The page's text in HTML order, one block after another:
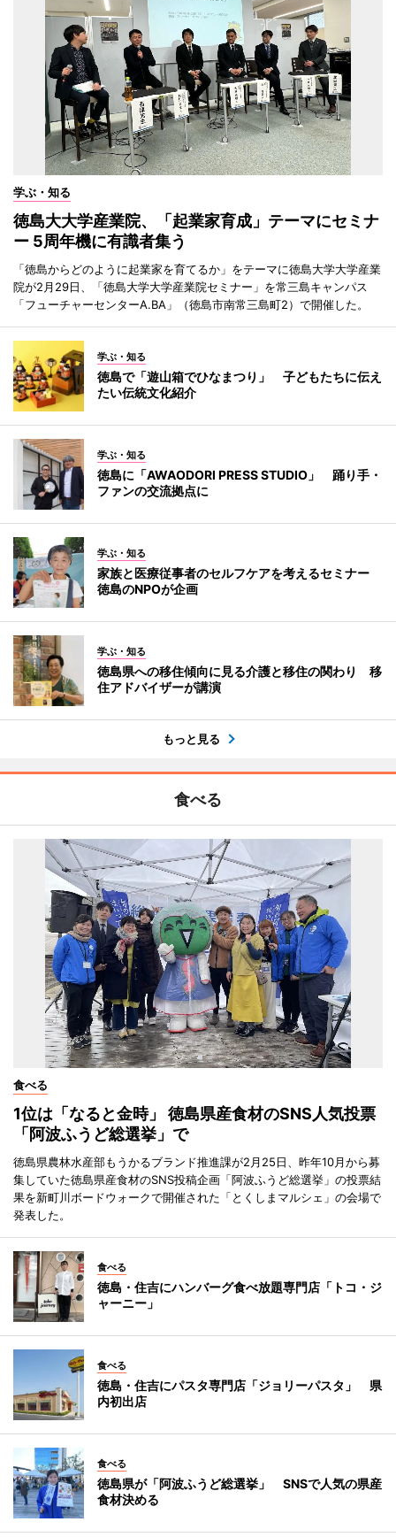
学ぶ・知る
徳島大大学産業院、「起業家育成」テーマにセミナ
ー 5周年機に有識者集う
「徳島からどのように起業家を育てるか」をテーマに徳島大学大学産業
院が2月29日、「徳島大学大学産業院セミナー」を常三島キャンパス
「フューチャーセンターA.BA」（徳島市南常三島町2）で開催した。
学ぶ・知る
徳島で「遊山箱でひなまつり」 子どもたちに伝え
たい伝統文化紹介
学ぶ・知る
徳島に「AWAODORI PRESS STUDIO」 踊り手・
ファンの交流拠点に
学ぶ・知る
家族と医療従事者のセルフケアを考えるセミナー
徳島のNPOが企画
学ぶ・知る
徳島県への移住傾向に見る介護と移住の関わり 移
住アドバイザーが講演
もっと見る
食べる
食べる
1位は「なると金時」 徳島県産食材のSNS人気投票
「阿波ふうど総選挙」で
徳島県農林水産部もうかるブランド推進課が2月25日、昨年10月から募
集していた徳島県産食材のSNS投稿企画「阿波ふうど総選挙」の投票結
果を新町川ボードウォークで開催された「とくしまマルシェ」の会場で
発表した。
食べる
徳島・住吉にハンバーグ食べ放題専門店「トコ・ジ
ャーニー」
食べる
徳島・住吉にパスタ専門店「ジョリーパスタ」 県
内初出店
食べる
徳島県が「阿波ふうど総選挙」 SNSで人気の県産
食材決める